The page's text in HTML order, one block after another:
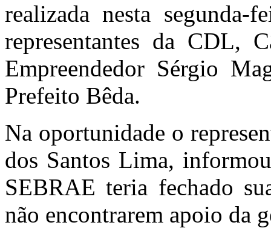
realizada nesta
representantes da CDL,
Empreendedor Sérgio
Prefeito Bêda.
Na oportunidade o
dos Santos Lima,
SEBRAE teria fechado
não encontrarem apoio da